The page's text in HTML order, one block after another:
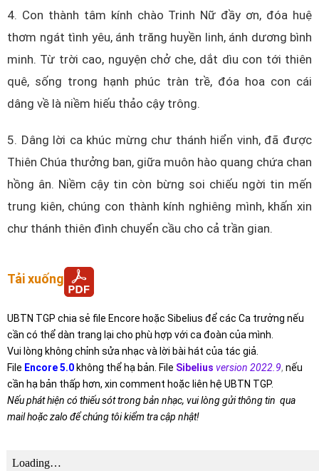
4. Con thành tâm kính chào Trinh Nữ đầy ơn, đóa huệ
thơm ngát tình yêu, ánh trăng huyền linh, ánh dương bình
minh. Từ trời cao, nguyện chở che, dắt dìu con tới thiên
quê, sống trong hạnh phúc tràn trề, đóa hoa con cái
dâng về là niềm hiếu thảo cậy trông.
5. Dâng lời ca khúc mừng chư thánh hiển vinh, đã được
Thiên Chúa thưởng ban, giữa muôn hào quang chứa chan
hồng ân. Niềm cậy tin còn bừng soi chiếu ngời tin mến
trung kiên, chúng con thành kính nghiêng mình, khấn xin
chư thánh thiên đình chuyển cầu cho cả trần gian.
Tải xuống
UBTN TGP chia sẻ file Encore hoặc Sibelius để các Ca trưởng nếu
cần có thể dàn trang lại cho phù hợp với ca đoàn của mình.
Vui lòng không chỉnh sửa nhạc và lời bài hát của tác giả.
File Encore 5.0 không thể hạ bản. File Sibelius version 2022.9, nếu
cần hạ bản thấp hơn, xin comment hoặc liên hệ UBTN TGP.
Nếu phát hiện có thiếu sót trong bản nhạc, vui lòng gửi thông tin qua
mail hoặc zalo để chúng tôi kiểm tra cập nhật!